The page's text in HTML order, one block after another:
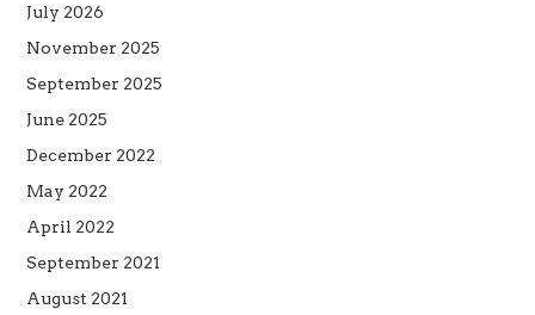
July 2026
November 2025
September 2025
June 2025
December 2022
May 2022
April 2022
September 2021
August 2021